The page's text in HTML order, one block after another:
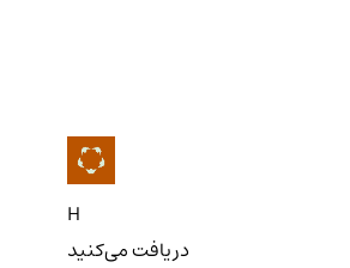
H
دریافت می‌کنید